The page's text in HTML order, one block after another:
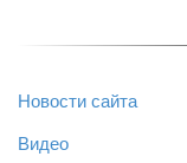
Новости сайта
Видео